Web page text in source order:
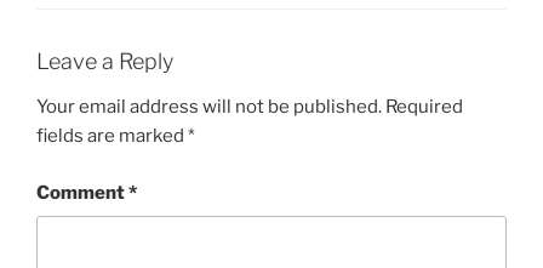
Leave a Reply
Your email address will not be published. Required
fields are marked *
Comment*